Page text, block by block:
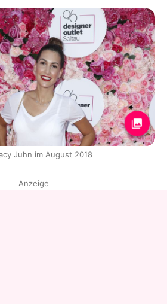
Juhn im August 2018
Anzeige